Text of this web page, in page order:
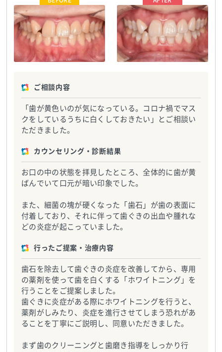
名古屋オルカ歯科矯正歯科
TEL:0527263711 名古屋オルカ歯科矯正歯科
TEL:0527263711
ご相談内容
「歯が黄色いのが気になっている。コロナ禍でマス
クをしているうちに白くしておきたい」とご相談い
ただきました。
カウンセリング・診断結果
お口の中の状態を拝見したところ、全体的に歯が黄
ばんでいて口元が暗い印象でした。
また、細菌の塊が硬くなった「歯石」が歯の表面に
付着しており、それに伴って歯ぐきの出血や腫れな
どの炎症が起こっていました。
行ったご提案・治療内容
歯石を除去して歯ぐきの炎症を改善してから、専用
の薬剤を使って歯を白くする「ホワイトニング」を
行うことをご提案しました。
歯ぐきに炎症がある際にホワイトニングを行うと、
薬剤がしみたり、炎症を進行させてしまう恐れがあ
ることを丁寧にご説明し、同意いただきました。
まず歯のクリーニングと歯磨き指導をしっかり行